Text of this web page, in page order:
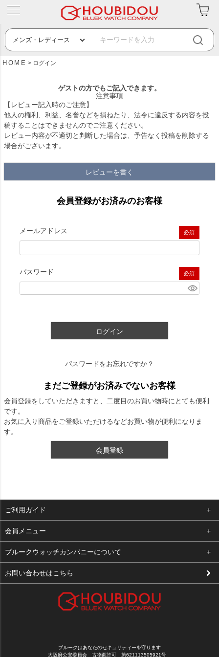
HOME ログイン
ゲストの方でもご記入できます。
注意事項
【レビュー記入時のご注意】
他人の権利、利益、名誉などを損ねたり、法令に違反する内容を投
稿することはできませんのでご注意ください。
レビュー内容が不適切と判断した場合は、予告なく投稿を削除する
場合がございます。
レビューを書く
会員登録がお済みのお客様
メールアドレス
(必須)
パスワード
(必須)
ログイン
パスワードをお忘れですか？
まだご登録がお済みでないお客様
会員登録をしていただきますと、二度目のお買い物時にとても便利
です。
お気に入り商品をご登録いただけるなどお買い物が便利になりま
す。
会員登録
ご利用ガイド
よくある質問
支払い・送料
修理依頼
会員メニュー
ログイン
お気に入り
ブルークウォッチカンパニーについて
会社概要
お問い合わせはこちら
ブルークはあなたのセキュリティーを守ります
大阪府公安委員会 古物商許可 第621113505921号